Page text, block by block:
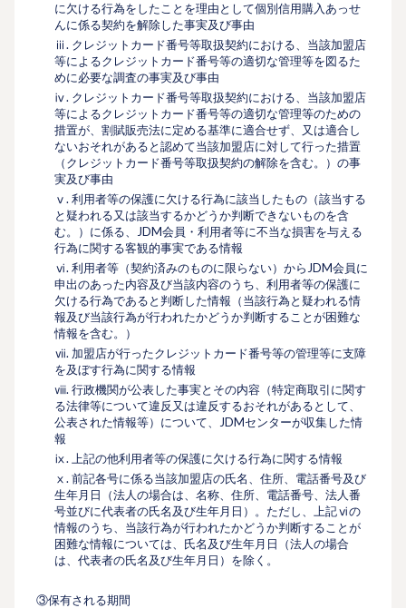
に欠ける行為をしたことを理由として個別信用購入あっせ
んに係る契約を解除した事実及び事由
ⅲ. クレジットカード番号等取扱契約における、当該加盟店
等によるクレジットカード番号等の適切な管理等を図るた
めに必要な調査の事実及び事由
ⅳ. クレジットカード番号等取扱契約における、当該加盟店
等によるクレジットカード番号等の適切な管理等のための
措置が、割賦販売法に定める基準に適合せず、又は適合し
ないおそれがあると認めて当該加盟店に対して行った措置
（クレジットカード番号等取扱契約の解除を含む。）の事
実及び事由
ⅴ. 利用者等の保護に欠ける行為に該当したもの（該当する
と疑われる又は該当するかどうか判断できないものを含
む。）に係る、JDM会員・利用者等に不当な損害を与える
行為に関する客観的事実である情報
ⅵ. 利用者等（契約済みのものに限らない）からJDM会員に
申出のあった内容及び当該内容のうち、利用者等の保護に
欠ける行為であると判断した情報（当該行為と疑われる情
報及び当該行為が行われたかどうか判断することが困難な
情報を含む。）
ⅶ. 加盟店が行ったクレジットカード番号等の管理等に支障
を及ぼす行為に関する情報
ⅷ. 行政機関が公表した事実とその内容（特定商取引に関す
る法律等について違反又は違反するおそれがあるとして、
公表された情報等）について、JDMセンターが収集した情
報
ⅸ. 上記の他利用者等の保護に欠ける行為に関する情報
ⅹ. 前記各号に係る当該加盟店の氏名、住所、電話番号及び
生年月日（法人の場合は、名称、住所、電話番号、法人番
号並びに代表者の氏名及び生年月日）。ただし、上記ⅵの
情報のうち、当該行為が行われたかどうか判断することが
困難な情報については、氏名及び生年月日（法人の場合
は、代表者の氏名及び生年月日）を除く。
③保有される期間